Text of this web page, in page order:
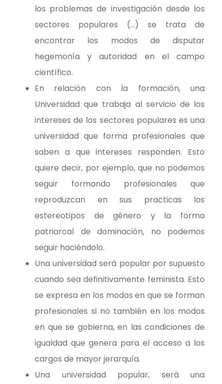
los problemas de investigación desde los
sectores populares (…) se trata de
encontrar los modos de disputar
hegemonía y autoridad en el campo
científico.
En relación con la formación, una
Universidad que trabaja al servicio de los
intereses de los sectores populares es una
universidad que forma profesionales que
saben a que intereses responden. Esto
quiere decir, por ejemplo, que no podemos
seguir formando profesionales que
reproduzcan en sus practicas los
estereotipos de género y la forma
patriarcal de dominación, no podemos
seguir haciéndolo.
Una universidad será popular por supuesto
cuando sea definitivamente feminista. Esto
se expresa en los modos en que se forman
profesionales si no también en los modos
en que se gobierna, en las condiciones de
igualdad que genera para el acceso a los
cargos de mayor jerarquía.
Una universidad popular, será una